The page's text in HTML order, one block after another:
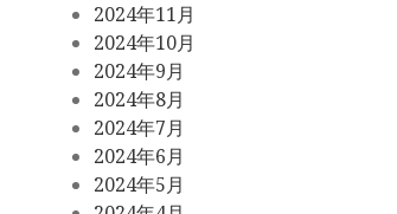
2024年11月
2024年10月
2024年9月
2024年8月
2024年7月
2024年6月
2024年5月